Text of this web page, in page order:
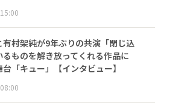
有村架純が9年ぶりの共演「閉じ込
るものを解き放ってくれる作品に
「キュー」【インタビュー】